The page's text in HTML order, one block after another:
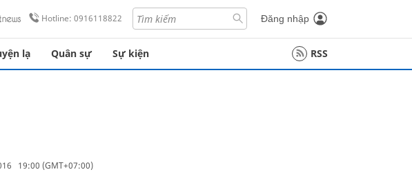
Hotline: 0916118822 Đăng nhập
lạ Quân sự Sự kiện RSS
19:00 (GMT+07:00)